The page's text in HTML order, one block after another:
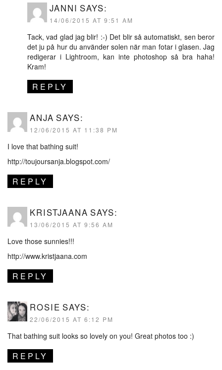
JANNI SAYS:
14/06/2015 AT 9:51 AM
Tack, vad glad jag blir! :-) Det blir så automatiskt, sen beror
det ju på hur du använder solen när man fotar i glasen. Jag
redigerar i Lightroom, kan inte photoshop så bra haha!
Kram!
REPLY
ANJA SAYS:
12/06/2015 AT 11:38 PM
I love that bathing suit!
http://toujoursanja.blogspot.com/
REPLY
KRISTJAANA SAYS:
13/06/2015 AT 9:56 AM
Love those sunnies!!!
http://www.kristjaana.com
REPLY
ROSIE SAYS:
22/06/2015 AT 6:12 PM
That bathing suit looks so lovely on you! Great photos too :)
REPLY